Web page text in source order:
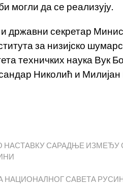
могли да се реализују.
државни секретар
за низијско
техничких наука Вук
Николић и
САРАДЊЕ ИЗМЕЂУ
САВЕТА